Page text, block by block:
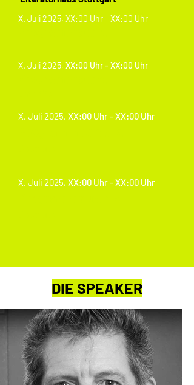
X. Juli 2025, XX:00 Uhr - XX:00 Uhr
X. Juli 2025, XX:00 Uhr - XX:00 Uhr
X. Juli 2025, XX:00 Uhr - XX:00 Uhr
X. Juli 2025, XX:00 Uhr - XX:00 Uhr
DIE SPEAKER